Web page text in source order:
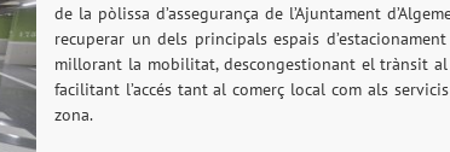
de la pòlissa d’assegurança de l’Ajuntament
recuperar un dels principals espais
millorant la mobilitat, descongestionant el trànsit
facilitant l’accés tant al comerç local com als
zona.